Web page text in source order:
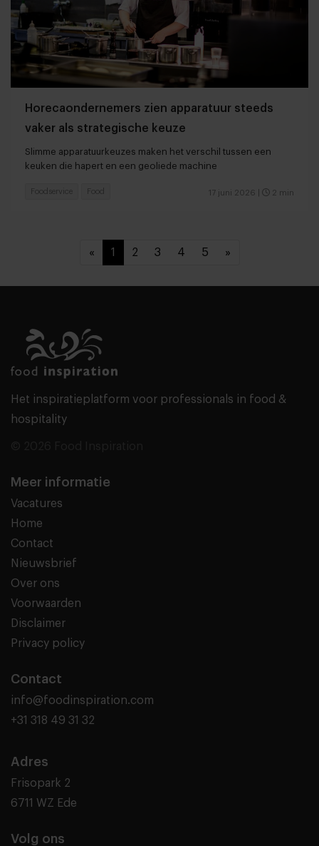
Horecaondernemers zien apparatuur steeds
vaker als strategische keuze
Slimme apparatuurkeuzes maken het verschil tussen een
keuken die hapert en een geoliede machine
17 juni 2026 2 min
Foodservice Food
« 1 2 3 4 5 »
Het inspiratieplatform voor professionals in food &
hospitality
Meer informatie
Vacatures
Home
Contact
Nieuwsbrief
Over ons
Voorwaarden
Disclaimer
Privacy policy
Contact
info@foodinspiration.com
+31 318 49 31 32
Adres
Frisopark 2
6711 WZ Ede
Volg ons